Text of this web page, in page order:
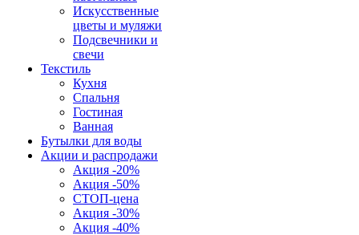
Искусственные
цветы и муляжи
Подсвечники и
свечи
Текстиль
Кухня
Спальня
Гостиная
Ванная
Бутылки для воды
Акции и распродажи
Акция -20%
Акция -50%
СТОП-цена
Акция -30%
Акция -40%